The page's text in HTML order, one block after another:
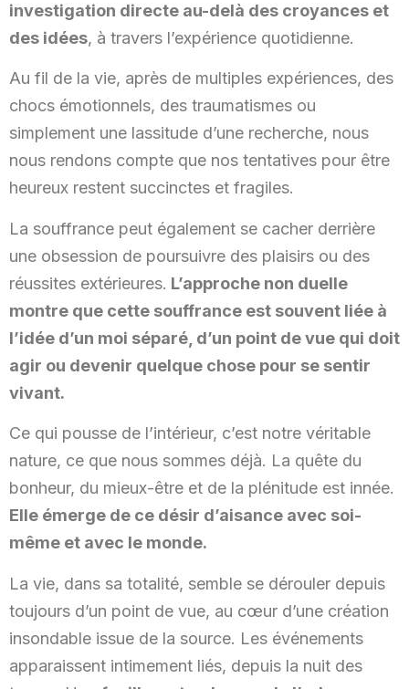
investigation directe au-delà des croyances et
des idées, à travers l’expérience quotidienne.
Au fil de la vie, après de multiples expériences, des
chocs émotionnels, des traumatismes ou
simplement une lassitude d’une recherche, nous
nous rendons compte que nos tentatives pour être
heureux restent succinctes et fragiles.
La souffrance peut également se cacher derrière
une obsession de poursuivre des plaisirs ou des
réussites extérieures. L’approche non duelle
montre que cette souffrance est souvent liée à
l’idée d’un moi séparé, d’un point de vue qui doit
agir ou devenir quelque chose pour se sentir
vivant.
Ce qui pousse de l’intérieur, c’est notre véritable
nature, ce que nous sommes déjà. La quête du
bonheur, du mieux-être et de la plénitude est innée.
Elle émerge de ce désir d’aisance avec soi-
même et avec le monde.
La vie, dans sa totalité, semble se dérouler depuis
toujours d’un point de vue, au cœur d’une création
insondable issue de la source. Les événements
apparaissent intimement liés, depuis la nuit des